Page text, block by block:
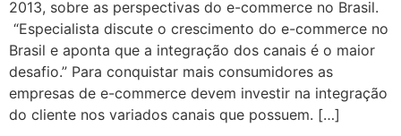
2013, sobre as perspectivas do e-commerce no Brasil.
“Especialista discute o crescimento do e-commerce no
Brasil e aponta que a integração dos canais é o maior
desafio.” Para conquistar mais consumidores as
empresas de e-commerce devem investir na integração
do cliente nos variados canais que possuem. […]